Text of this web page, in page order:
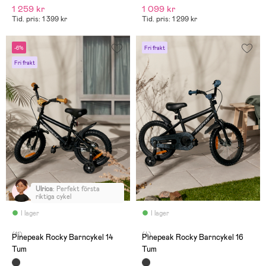
1 259 kr
Tid. pris: 1 399 kr
1 099 kr
Tid. pris: 1 299 kr
-6%
Fri frakt
I lager
Ulrica: Perfekt första
riktiga cykel
(11)
Pinepeak Rocky Barncykel 14
Tum
Fri frakt
I lager
(4)
Pinepeak Rocky Barncykel 16
Tum